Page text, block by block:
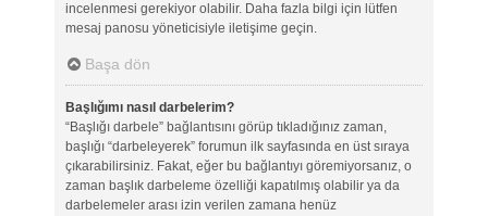
incelenmesi gerekiyor olabilir. Daha fazla bilgi için lütfen
mesaj panosu yöneticisiyle iletişime geçin.
Başa dön
Başlığımı nasıl darbelerim?
“Başlığı darbele” bağlantısını görüp tıkladığınız zaman,
başlığı “darbeleyerek” forumun ilk sayfasında en üst sıraya
çıkarabilirsiniz. Fakat, eğer bu bağlantıyı göremiyorsanız, o
zaman başlık darbeleme özelliği kapatılmış olabilir ya da
darbelemeler arası izin verilen zamana henüz